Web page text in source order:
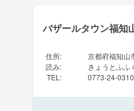
バザールタウン福知
住所:
京都府福知山
読み:
きょうとふふ
TEL : 0773-24-0310